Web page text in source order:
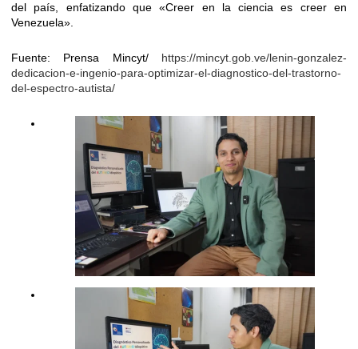
del país, enfatizando que «Creer en la ciencia es creer en
Venezuela».
Fuente: Prensa Mincyt/ https://mincyt.gob.ve/lenin-gonzalez-
dedicacion-e-ingenio-para-optimizar-el-diagnostico-del-trastorno-
del-espectro-autista/